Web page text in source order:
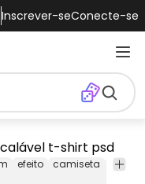
Inscrever-seConecte-se
t-shirt psd
efeito camiseta